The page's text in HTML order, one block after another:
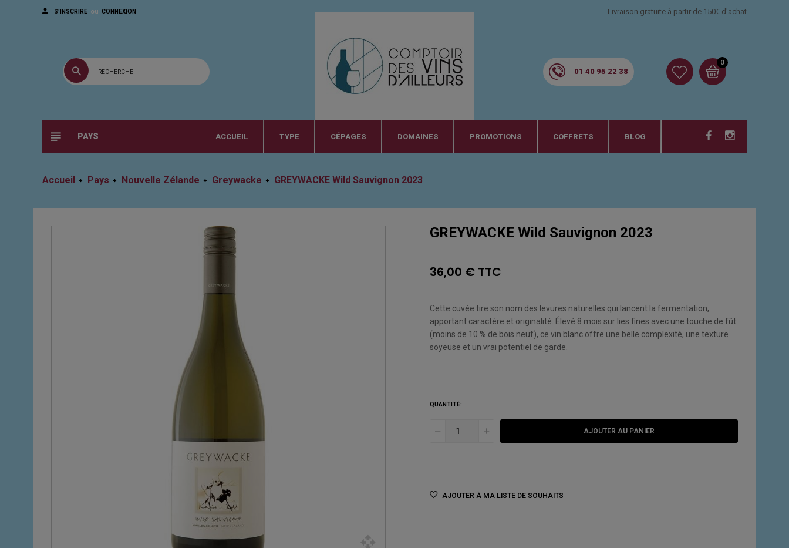
S'INSCRIRE ou CONNEXION Livraison gratuite à partir de 150€ d'achat
01 40 95 22 38
0
PAYS ACCUEIL TYPE CÉPAGES DOMAINES PROMOTIONS COFFRETS BLOG
Accueil Pays Nouvelle Zélande Greywacke GREYWACKE Wild Sauvignon 2023
GREYWACKE Wild Sauvignon 2023
36,00 € TTC
Cette cuvée tire son nom des levures naturelles qui lancent la fermentation,
apportant caractère et originalité. Élevé 8 mois sur lies fines avec une touche de fût
(moins de 10 % de bois neuf), ce vin blanc offre une belle complexité, une texture
soyeuse et un vrai potentiel de garde.
QUANTITÉ:
AJOUTER AU PANIER
AJOUTER À MA LISTE DE SOUHAITS